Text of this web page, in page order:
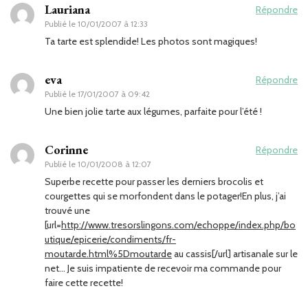
Lauriana
Publié le 10/01/2007 à 12:33
Répondre
Ta tarte est splendide! Les photos sont magiques!
eva
Publié le 17/01/2007 à 09:42
Répondre
Une bien jolie tarte aux légumes, parfaite pour l’été !
Corinne
Publié le 10/01/2008 à 12:07
Répondre
Superbe recette pour passer les derniers brocolis et
courgettes qui se morfondent dans le potager!En plus, j’ai
trouvé une
[url=http://www.tresorslingons.com/echoppe/index.php/bo
utique/epicerie/condiments/fr-
moutarde.html%5Dmoutardeau cassis[/url] artisanale sur le
net… Je suis impatiente de recevoir ma commande pour
faire cette recette!